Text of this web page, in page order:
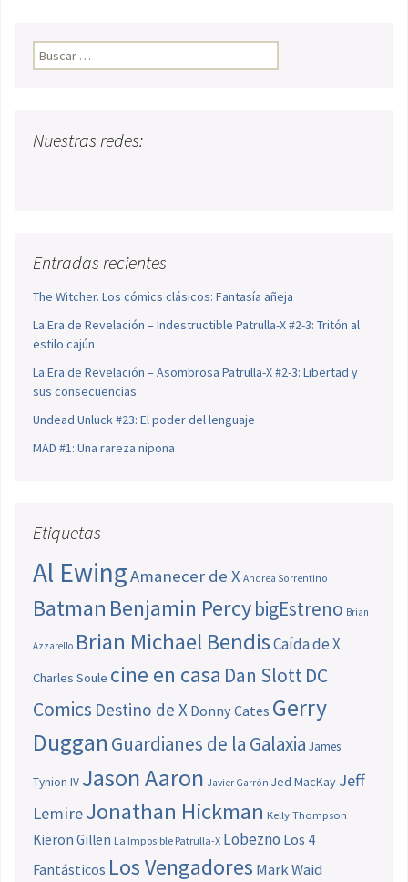
Buscar:
Nuestras redes:
Entradas recientes
The Witcher. Los cómics clásicos: Fantasía añeja
La Era de Revelación – Indestructible Patrulla-X #2-3: Tritón al
estilo cajún
La Era de Revelación – Asombrosa Patrulla-X #2-3: Libertad y
sus consecuencias
Undead Unluck #23: El poder del lenguaje
MAD #1: Una rareza nipona
Etiquetas
Al EwingAmanecer de X Andrea Sorrentino
Batman Benjamin PercybigEstreno Brian
Azzarello Brian Michael BendisCaída de X
Charles Soule cine en casa Dan SlottDC
Comics Destino de X Donny Cates Gerry
Duggan Guardianes de la Galaxia James
Tynion IV Jason Aaron Javier Garrón Jed MacKay Jeff
LemireJonathan Hickman Kelly Thompson
Kieron Gillen La Imposible Patrulla-X Lobezno Los 4
Fantásticos Los Vengadores Mark Waid